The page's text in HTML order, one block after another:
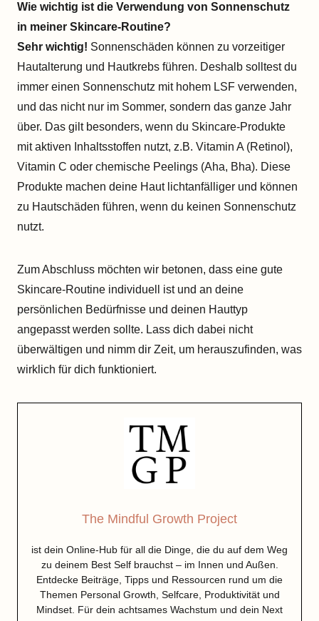
Wie wichtig ist die Verwendung von Sonnenschutz
in meiner Skincare-Routine?
Sehr wichtig! Sonnenschäden können zu vorzeitiger
Hautalterung und Hautkrebs führen. Deshalb solltest du
immer einen Sonnenschutz mit hohem LSF verwenden,
und das nicht nur im Sommer, sondern das ganze Jahr
über. Das gilt besonders, wenn du Skincare-Produkte
mit aktiven Inhaltsstoffen nutzt, z.B. Vitamin A (Retinol),
Vitamin C oder chemische Peelings (Aha, Bha). Diese
Produkte machen deine Haut lichtanfälliger und können
zu Hautschäden führen, wenn du keinen Sonnenschutz
nutzt.
Zum Abschluss möchten wir betonen, dass eine gute
Skincare-Routine individuell ist und an deine
persönlichen Bedürfnisse und deinen Hauttyp
angepasst werden sollte. Lass dich dabei nicht
überwältigen und nimm dir Zeit, um herauszufinden, was
wirklich für dich funktioniert.
The Mindful Growth Project
ist dein Online-Hub für all die Dinge, die du auf dem Weg
zu deinem Best Self brauchst – im Innen und Außen.
Entdecke Beiträge, Tipps und Ressourcen rund um die
Themen Personal Growth, Selfcare, Produktivität und
Mindset. Für dein achtsames Wachstum und dein Next